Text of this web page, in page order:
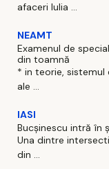
afaceri Iulia ...
NEAMT
Examenul de
din toamnă
* in teorie, sistemul
ale ...
IASI
Bucșinescu intră în
Una dintre
din ...